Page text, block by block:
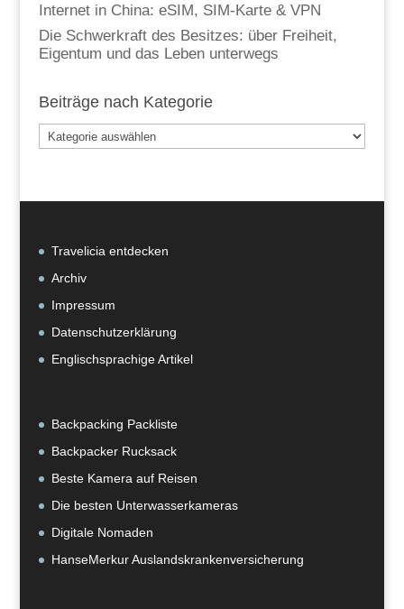
Internet in China: eSIM, SIM-Karte & VPN
Die Schwerkraft des Besitzes: über Freiheit,
Eigentum und das Leben unterwegs
Beiträge nach Kategorie
Beiträge
nach
Travelicia entdecken
Archiv
Impressum
Datenschutzerklärung
Englischsprachige Artikel
Backpacking Packliste
Backpacker Rucksack
Beste Kamera auf Reisen
Die besten Unterwasserkameras
Digitale Nomaden
HanseMerkur Auslandskrankenversicherung